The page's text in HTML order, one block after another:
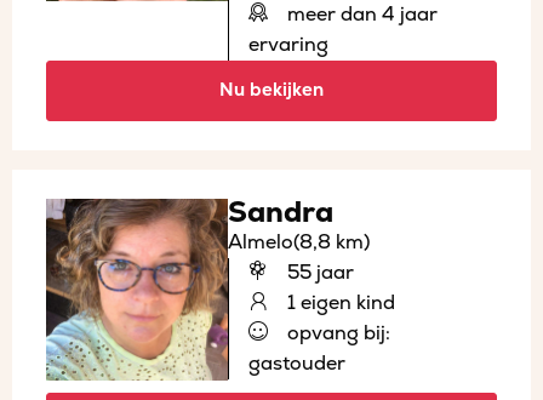
meer dan 4 jaar
ervaring
Nu bekijken
Sandra
Almelo(8,8 km)
55 jaar
1 eigen kind
opvang bij:
gastouder